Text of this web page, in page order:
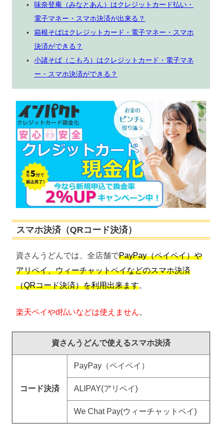
味奈登庵（みなとあん）はクレジットカード払い・
電子マネー・スマホ決済が出来る？
箱根そばはクレジットカード・電子マネー・スマホ
決済ができる？
小諸そば（こもろ）はクレジットカード・電子マネ
ー・スマホ決済ができる？
スマホ決済（QRコード決済）
資さんうどんでは、全店舗でPayPay（ペイペイ）や
アリペイ、ウィーチャットペイなどのスマホ決済
（QRコード決済）を利用出来ます。
楽天ペイやd払いなどは使えません。
資さんうどんで使えるスマホ決済
コード決済
PayPay（ペイペイ）
ALIPAY(アリペイ)
We Chat Pay(ウィーチャットペイ)